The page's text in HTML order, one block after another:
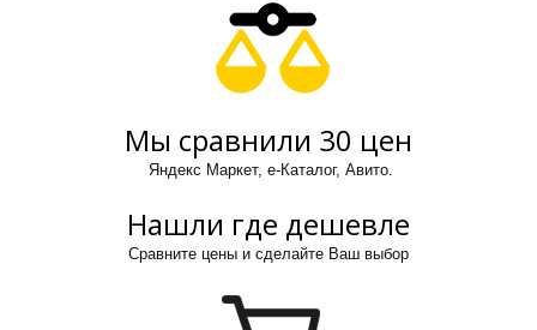
Мы сравнили 30 цен
Яндекс Маркет, е-Каталог, Авито.
Нашли где дешевле
Сравните цены и сделайте Ваш выбор